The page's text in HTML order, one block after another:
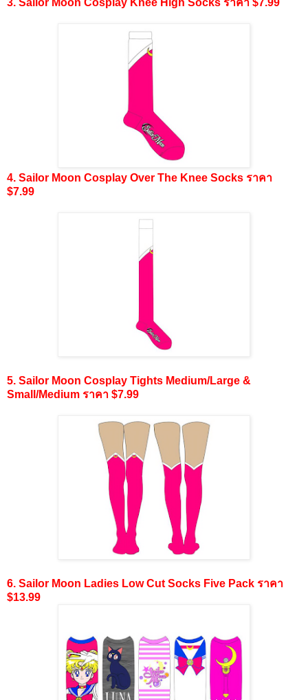
3. Sailor Moon Cosplay Knee High Socks ราคา $7.99
4. Sailor Moon Cosplay Over The Knee Socks ราคา
$7.99
5. Sailor Moon Cosplay Tights Medium/Large &
Small/Medium ราคา $7.99
6. Sailor Moon Ladies Low Cut Socks Five Pack ราคา
$13.99